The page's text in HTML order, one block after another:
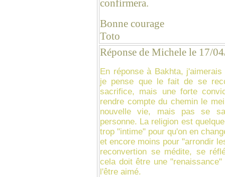
confirmera.
Bonne courage
Toto
Réponse de Michele le 17/
En réponse à Bakhta,
je pense que le fait de se
sacrifice, mais une forte
rendre compte du chemin le
nouvelle vie, mais pas se
personne. La religion est
trop "intime" pour qu'on en
et encore moins pour "arrondir
reconvertion se médite, se
cela doit être une
l'être aimé.